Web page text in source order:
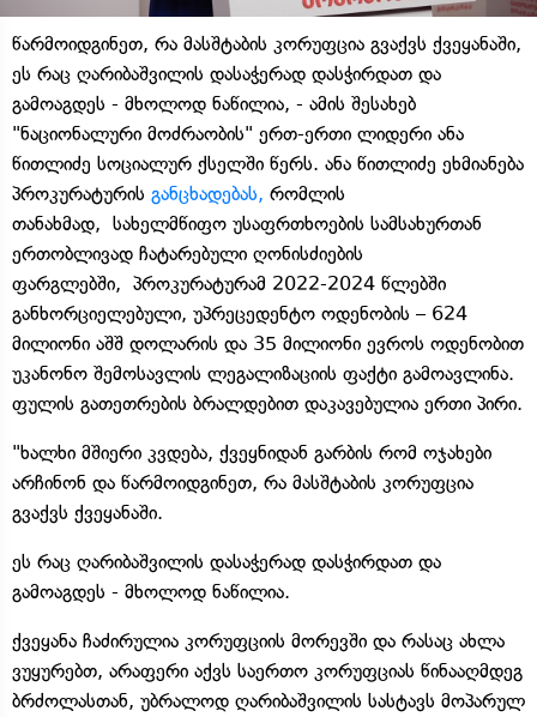
წარმოიდგინეთ, რა მასშტაბის კორუფცია გვაქვს ქვეყანაში,
ეს რაც ღარიბაშვილის დასაჭერად დასჭირდათ და
გამოაგდეს - მხოლოდ ნაწილია, - ამის შესახებ
"ნაციონალური მოძრაობის" ერთ-ერთი ლიდერი ანა
წითლიძე სოციალურ ქსელში წერს. ანა წითლიძე ეხმიანება
პროკურატურის განცხადებას, რომლის
თანახმად, სახელმწიფო უსაფრთხოების სამსახურთან
ერთობლივად ჩატარებული ღონისძიების
ფარგლებში, პროკურატურამ 2022-2024 წლებში
განხორციელებული, უპრეცედენტო ოდენობის – 624
მილიონი აშშ დოლარის და 35 მილიონი ევროს ოდენობით
უკანონო შემოსავლის ლეგალიზაციის ფაქტი გამოავლინა.
ფულის გათეთრების ბრალდებით დაკავებულია ერთი პირი.
"ხალხი მშიერი კვდება, ქვეყნიდან გარბის რომ ოჯახები
არჩინონ და წარმოიდგინეთ, რა მასშტაბის კორუფცია
გვაქვს ქვეყანაში.
ეს რაც ღარიბაშვილის დასაჭერად დასჭირდათ და
გამოაგდეს - მხოლოდ ნაწილია.
ქვეყანა ჩაძირულია კორუფციის მორევში და რასაც ახლა
ვუყურებთ, არაფერი აქვს საერთო კორუფციას წინააღმდეგ
ბრძოლასთან, უბრალოდ ღარიბაშვილის სასტავს მოპარულ